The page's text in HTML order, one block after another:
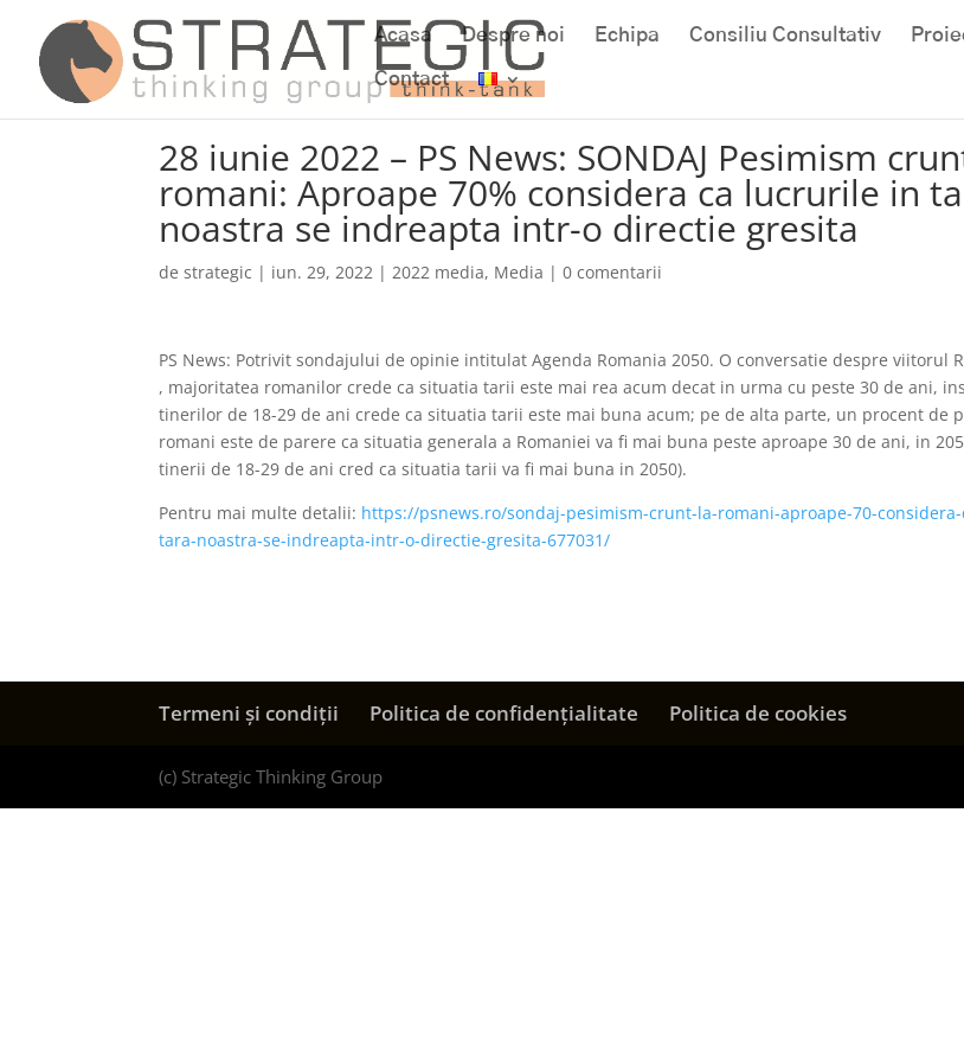
Acasa Despre noi Echipa Consiliu Consultativ
Contact
28 iunie 2022 – PS News: SONDAJ Pesimism
romani: Aproape 70% considera ca lucrurile in
noastra se indreapta intr-o directie gresita
destrategic | iun. 29, 2022 |2022 media, Media |0 comentarii
PS News: Potrivit sondajului de opinie intitulat Agenda Romania 2050. O conversatie despre viitorul
, majoritatea romanilor crede ca situatia tarii este mai rea acum decat in urma cu peste 30 de ani,
tinerilor de 18-29 de ani crede ca situatia tarii este mai buna acum; pe de alta parte, un procent de
romani este de parere ca situatia generala a Romaniei va fi mai buna peste aproape 30 de ani, in
tinerii de 18-29 de ani cred ca situatia tarii va fi mai buna in 2050).
Pentru mai multe detalii: https://psnews.ro/sondaj-pesimism-crunt-la-romani-aproape-70-
tara-noastra-se-indreapta-intr-o-directie-gresita-677031/
Termeni și condiții Politica de confidențialitate Politica de cookies
(c) Strategic Thinking Group